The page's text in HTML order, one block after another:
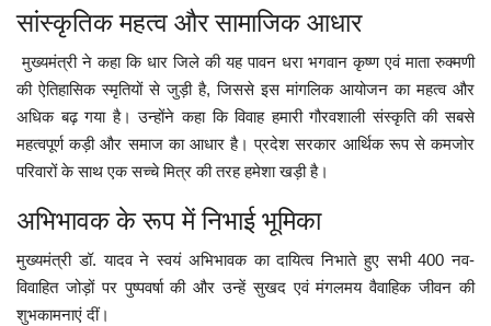
सांस्कृतिक महत्व और सामाजिक आधार
मुख्यमंत्री ने कहा कि धार जिले की यह पावन धरा भगवान कृष्ण एवं माता रुक्मणी
की ऐतिहासिक स्मृतियों से जुड़ी है, जिससे इस मांगलिक आयोजन का महत्व और
अधिक बढ़ गया है। उन्होंने कहा कि विवाह हमारी गौरवशाली संस्कृति की सबसे
महत्वपूर्ण कड़ी और समाज का आधार है। प्रदेश सरकार आर्थिक रूप से कमजोर
परिवारों के साथ एक सच्चे मित्र की तरह हमेशा खड़ी है।
अभिभावक के रूप में निभाई भूमिका
मुख्यमंत्री डॉ. यादव ने स्वयं अभिभावक का दायित्व निभाते हुए सभी 400 नव-
विवाहित जोड़ों पर पुष्पवर्षा की और उन्हें सुखद एवं मंगलमय वैवाहिक जीवन की
शुभकामनाएं दीं।